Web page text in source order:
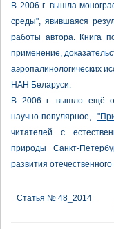
В 2006 г. вышла
среды", явившаяся
работы автора. Книга
применение,
аэропалинологических
НАН Беларуси.
В 2006 г. вышло ещё
научно-популярное,
читателей с
природы Санкт-
развития
Статья № 48_2014